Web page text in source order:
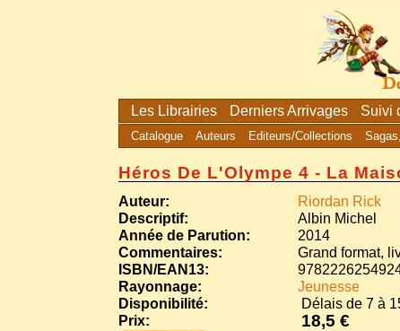
Les Librairies Derniers Arrivages Suivi
Catalogue Auteurs Editeurs/Collections
Héros De L'Olympe 4 - La
Auteur:
Riordan Rick
Descriptif:
Albin Michel
Année de Parution:
2014
Commentaires:
Grand format,
ISBN/EAN13:
Rayonnage:
Jeunesse
Disponibilité:
Délais de 7 à
Prix:
18,5 €